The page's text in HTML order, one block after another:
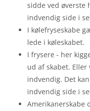
sidde ved øverste
indvendig side i
I kølefryseskabe
lede i køleskabet.
I frysere - her
ud af skabet.
indvendig. Det
indvendig side i
Amerikanerskabe